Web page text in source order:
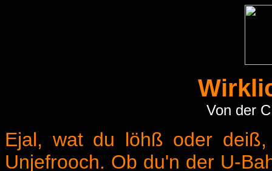
Von der
Ejal, wat du löhß oder
Unjefrooch. Ob du'n der U-